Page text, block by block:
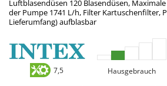
Alu-Teleskopleitern
Anbaubagger Heckbagger für
Arbeitsschutzkleidung
Aschesauger
Astkettensägen - Hochentaster
AL-KO
ALA 2000
Alce
Alpina
Ama
Luftblasendüsen 120 Blasendüsen,
der Pumpe 1741 L/h, Filter Kartuschenfilter,
Lieferumfang) aufblasbar
7,5 Hausgebrauch